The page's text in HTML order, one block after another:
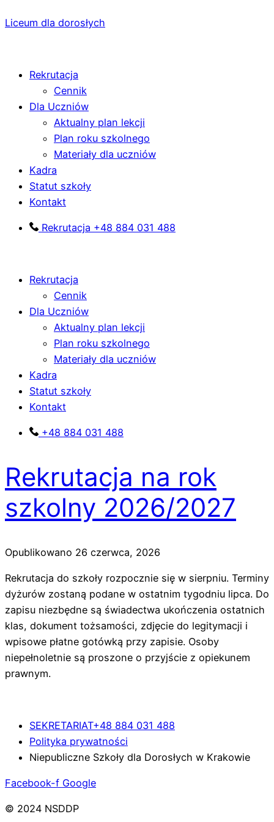
Liceum dla dorosłych
Menu Rekrutacja
Cennik
Dla Uczniów
Aktualny plan lekcji
Plan roku szkolnego
Materiały dla uczniów
Kadra
Statut szkoły
Kontakt
Rekrutacja +48 884 031 488
Menu Rekrutacja
Cennik
Dla Uczniów
Aktualny plan lekcji
Plan roku szkolnego
Materiały dla uczniów
Kadra
Statut szkoły
Kontakt
+48 884 031 488
Rekrutacja na rok
szkolny 2026/2027
Opublikowano 26 czerwca, 2026
Rekrutacja do szkoły rozpocznie się w sierpniu. Terminy
dyżurów zostaną podane w ostatnim tygodniu lipca. Do
zapisu niezbędne są świadectwa ukończenia ostatnich
klas, dokument tożsamości, zdjęcie do legitymacji i
wpisowe płatne gotówką przy zapisie. Osoby
niepełnoletnie są proszone o przyjście z opiekunem
prawnym.
SEKRETARIAT+48 884 031 488
Polityka prywatności
Niepubliczne Szkoły dla Dorosłych w Krakowie
Facebook-f Google
© 2024 NSDDP